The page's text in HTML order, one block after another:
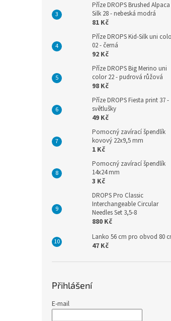
Příze DROPS Brushed Alpaca
Silk 28 - nebeská modrá
81 Kč
Příze DROPS Kid-Silk uni
02 - černá
92 Kč
Příze DROPS Big Merino uni
color 22 - pudrová růžová
98 Kč
Příze DROPS Fiesta print 37 -
světlušky
49 Kč
Pomocný zavírací špendlík
kovový 22x9,5 mm
1 Kč
Pomocný zavírací špendlík
14x24 mm
3 Kč
DROPS Pro Classic
Interchangeable Circular
Needles Set 3,5-8
880 Kč
Lanko 56 cm pro obvod 80
47 Kč
Přihlášení
E-mail